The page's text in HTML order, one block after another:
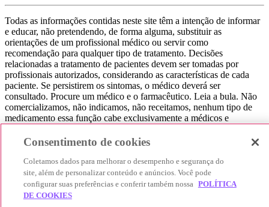
Todas as informações contidas neste site têm a intenção de informar
e educar, não pretendendo, de forma alguma, substituir as
orientações de um profissional médico ou servir como
recomendação para qualquer tipo de tratamento. Decisões
relacionadas a tratamento de pacientes devem ser tomadas por
profissionais autorizados, considerando as características de cada
paciente. Se persistirem os sintomas, o médico deverá ser
consultado. Procure um médico e o farmacêutico. Leia a bula. Não
comercializamos, não indicamos, não receitamos, nenhum tipo de
medicamento essa função cabe exclusivamente a médicos e
consultar seu médico. Não somos uma loja ou marketplace, ou seja,
que você encontre o preço mais barato, comparando os preços de
produtos farmacêuticos. Contribuímos e damos auxílio para que sua
experiência seja bem-sucedida, mas a finalização da compra
acontece nos sites das nossas lojas parceiras.
Consentimento de cookies
Coletamos dados para melhorar o desempenho e segurança do
site, além de personalizar conteúdo e anúncios. Você pode
configurar suas preferências e conferir também nossa POLÍTICA
DE COOKIES